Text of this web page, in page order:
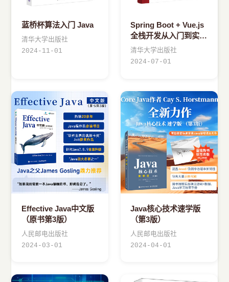
蓝桥杯算法入门 Java
清华大学出版社
2024-11-01
Spring Boot + Vue.js
全栈开发从入门到实战
（IntelliJ IDEA版·微课
视频版）
清华大学出版社
2024-07-01
Effective Java中文版
（原书第3版）
人民邮电出版社
2024-03-01
Java核心技术速学版
（第3版）
人民邮电出版社
2024-04-01